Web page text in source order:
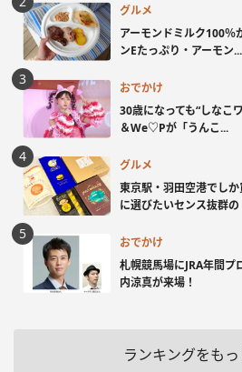
グルメ
アーモンドミルク100
ンEたっぷり・アーモン...
おでかけ
30歳になっても“しなこ
＆We♡Pが「うんこ...
グルメ
東京駅・羽田空港でし
に選びたいセンス抜群の
おでかけ
札幌競馬場にJRA年間
内涼真が来場！
ランキングをも